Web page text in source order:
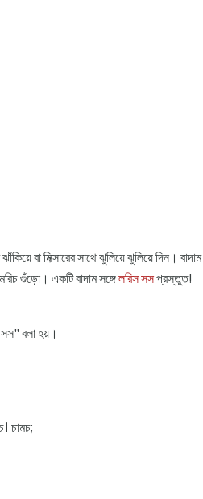
বা মিক্সারের সাথে ঝুলিয়ে ঝুলিয়ে দিন।
গুঁড়ো। একটি বাদাম সঙ্গেলরিস সসপ্রস্তুত!
সস" বলা হয়।
চামচ;